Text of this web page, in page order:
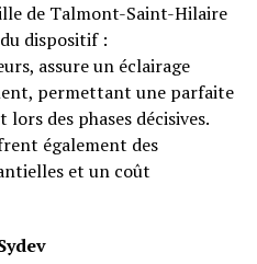
de Talmont-Saint-Hilaire
dispositif :
assure un éclairage
permettant une parfaite
des phases décisives.
également des
et un coût